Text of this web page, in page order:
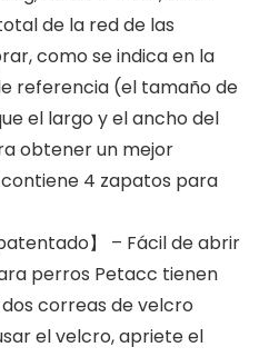
de la red de las
como se indica en la
referencia (el tamaño de
el largo y el ancho del
obtener un mejor
4 zapatos para
】 – Fácil de abrir
perros Petacc tienen
correas de velcro
el velcro, apriete el